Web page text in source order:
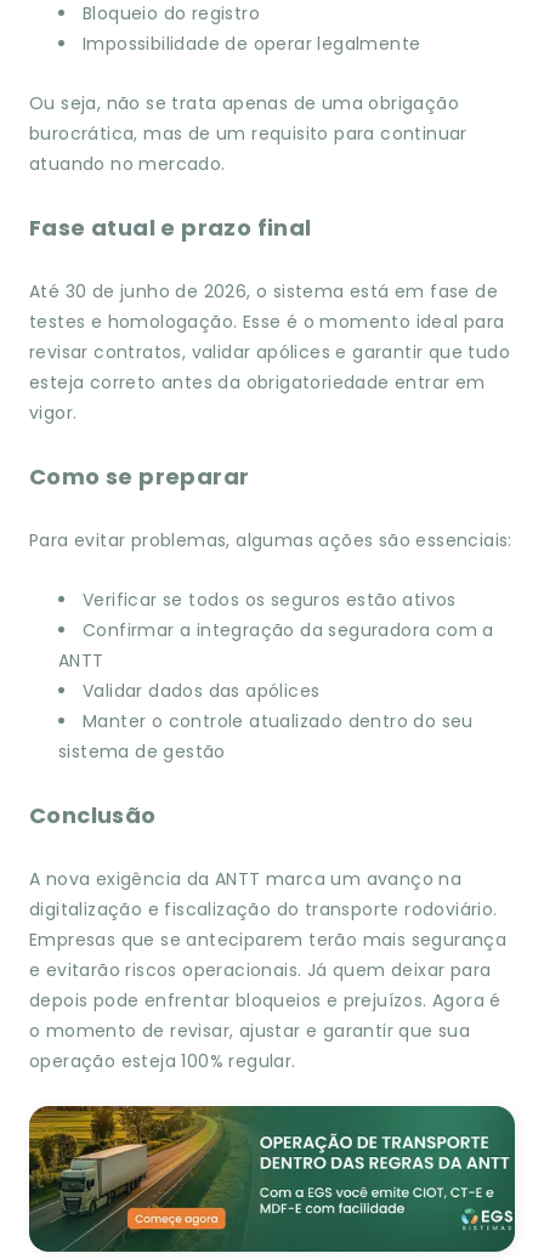
Bloqueio do registro
Impossibilidade de operar legalmente
Ou seja, não se trata apenas de uma obrigação
burocrática, mas de um requisito para continuar
atuando no mercado.
Fase atual e prazo final
Até 30 de junho de 2026, o sistema está em fase de
testes e homologação. Esse é o momento ideal para
revisar contratos, validar apólices e garantir que tudo
esteja correto antes da obrigatoriedade entrar em
vigor.
Como se preparar
Para evitar problemas, algumas ações são essenciais:
Verificar se todos os seguros estão ativos
Confirmar a integração da seguradora com a
ANTT
Validar dados das apólices
Manter o controle atualizado dentro do seu
sistema de gestão
Conclusão
A nova exigência da ANTT marca um avanço na
digitalização e fiscalização do transporte rodoviário.
Empresas que se anteciparem terão mais segurança
e evitarão riscos operacionais. Já quem deixar para
depois pode enfrentar bloqueios e prejuízos. Agora é
o momento de revisar, ajustar e garantir que sua
operação esteja 100% regular.